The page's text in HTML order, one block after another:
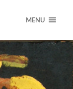
MENU